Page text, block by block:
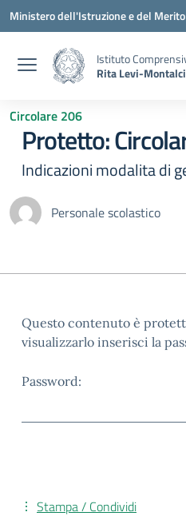
Vai ai contenuti
Vai al menu di navigazione
Vai al footer
Ministero dell'Istruzione e del Merito
Istituto
Rita Levi-
Circolare 206
Protetto:
Indicazioni modalita di
Personale scolastico
Questo contenuto è
visualizzarlo inserisci la
Password:
Stampa / Condividi